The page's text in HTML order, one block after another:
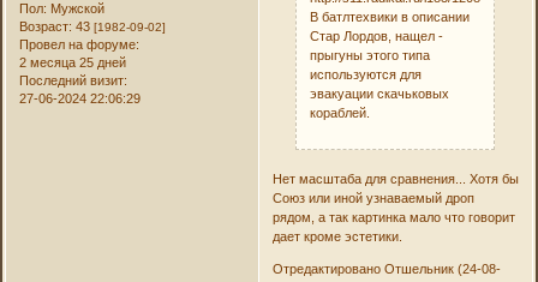
Пол: Мужской
Возраст: 43[1982-09-02]
Провел на форуме:
2 месяца 25 дней
Последний визит:
27-06-2024 22:06:29
В батлтехвики в описании
Стар Лордов, нащел -
прыгуны этого типа
используются для
эвакуации скачьковых
кораблей.
Нет масштаба для сравнения... Хотя бы
Союз или иной узнаваемый дроп
рядом, а так картинка мало что говорит
дает кроме эстетики.
Отредактировано Отшельник (24-08-